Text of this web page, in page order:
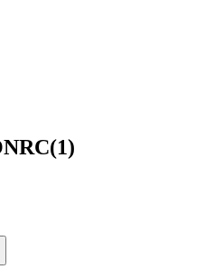
(1)